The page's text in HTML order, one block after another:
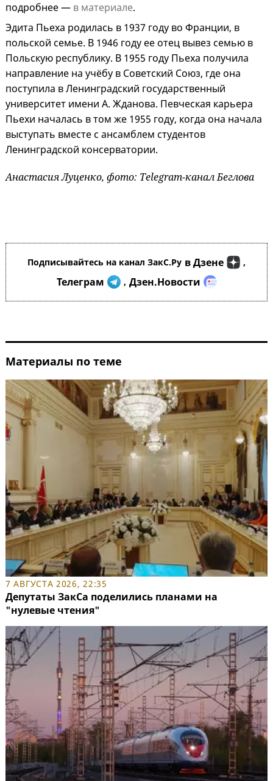
подробнее — в материале.
Эдита Пьеха родилась в 1937 году во Франции, в
польской семье. В 1946 году ее отец вывез семью в
Польскую республику. В 1955 году Пьеха получила
направление на учёбу в Советский Союз, где она
поступила в Ленинградский государственный
университет имени А. Жданова. Певческая карьера
Пьехи началась в том же 1955 году, когда она начала
выступать вместе с ансамблем студентов
Ленинградской консерватории.
Анастасия Луценко, фото: Telegram-канал Беглова
Подписывайтесь на канал ЗакС.Ру в Дзене ,
Телеграм , Дзен.Новости
Материалы по теме
7 АВГУСТА 2026, 22:35
Депутаты ЗакСа поделились планами на
"нулевые чтения"